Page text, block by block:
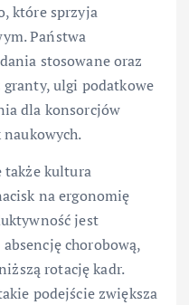
które sprzyja
Państwa
stosowane oraz
ulgi podatkowe
dla konsorcjów
także kultura
na ergonomię
jest
chorobową,
rotację kadr.
podejście zwiększa